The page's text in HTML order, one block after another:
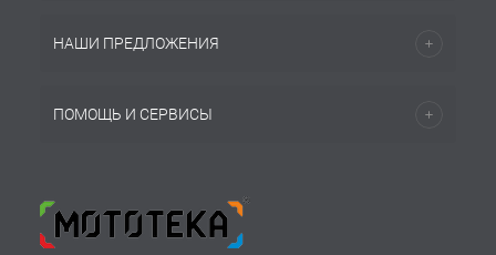
НАШИ ПРЕДЛОЖЕНИЯ
ПОМОЩЬ И СЕРВИСЫ